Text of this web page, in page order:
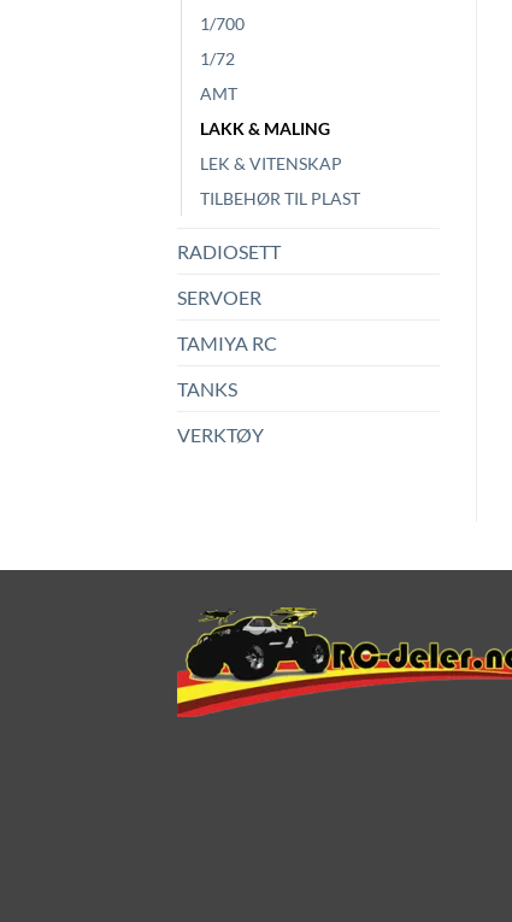
1/700
1/72
AMT
LAKK & MALING
LEK & VITENSKAP
TILBEHØR TIL PLAST
RADIOSETT
SERVOER
TAMIYA RC
TANKS
VERKTØY